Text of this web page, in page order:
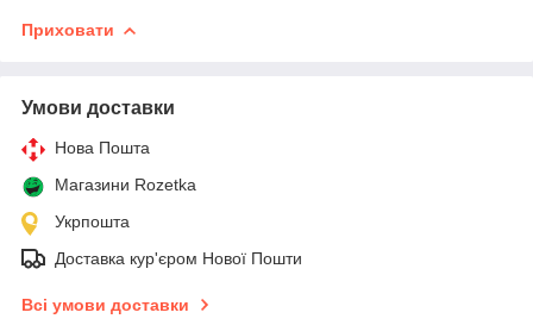
Приховати
Умови доставки
Нова Пошта
Магазини Rozetka
Укрпошта
Доставка кур'єром Нової Пошти
Всі умови доставки